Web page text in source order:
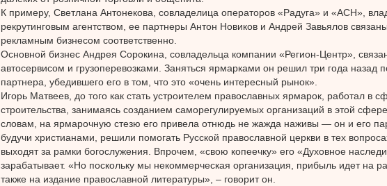
К примеру, Светлана Антонекова, совладелица операторов «Радуга» и «АСН»,
рекрутинговым агентством, ее партнеры Антон Новиков и Андрей Завьялов
рекламным бизнесом соответственно.
Основной бизнес Андрея Сорокина, совладельца компании «Регион-Центр»,
автосервисом и грузоперевозками. Заняться ярмарками он решил три года назад
партнера, убедившего его в том, что это «очень интересный рынок».
Игорь Матвеев, до того как стать устроителем православных ярмарок, работал в
строительства, занимаясь созданием саморегулируемых организаций в этой
словам, на ярмарочную стезю его привела отнюдь не жажда наживы — он и его
будучи христианами, решили помогать Русской православной церкви в тех
выходят за рамки богослужения. Впрочем, «свою копеечку» его «Духовное
зарабатывает. «Но поскольку мы некоммерческая организация, прибыль идет на
также на издание православной литературы», – говорит он.